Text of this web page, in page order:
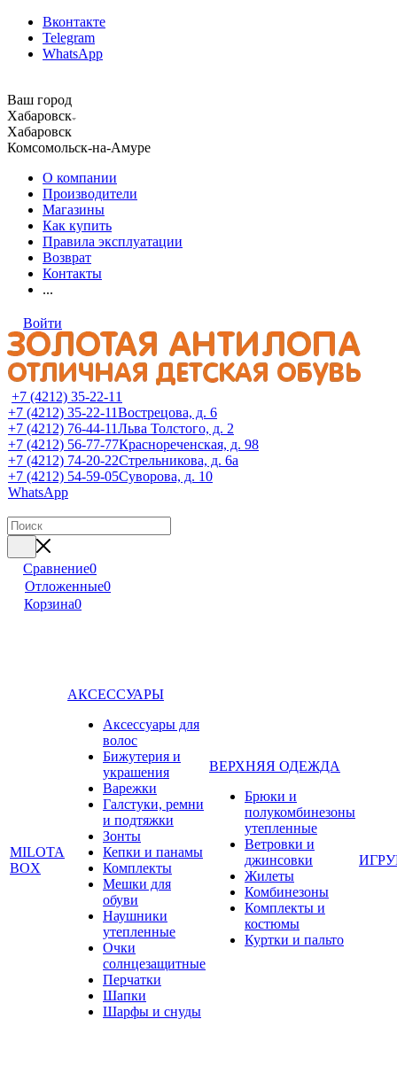
Вконтакте
Telegram
WhatsApp
Ваш город
Хабаровск
Хабаровск
Комсомольск-на-Амуре
О компании
Производители
Магазины
Как купить
Правила эксплуатации
Возврат
Контакты
...
Войти
+7 (4212) 35-22-11
+7 (4212) 35-22-11Вострецова, д. 6
+7 (4212) 76-44-11Льва Толстого, д. 2
+7 (4212) 56-77-77Краснореченская, д. 98
+7 (4212) 74-20-22Стрельникова, д. 6а
+7 (4212) 54-59-05Суворова, д. 10
WhatsApp
Сравнение0
Отложенные0
Корзина0
MILOTA
BOX
АКСЕССУАРЫ
Аксессуары для
волос
Бижутерия и
украшения
Варежки
Галстуки, ремни
и подтяжки
Зонты
Кепки и панамы
Комплекты
Мешки для
обуви
Наушники
утепленные
Очки
солнцезащитные
Перчатки
Шапки
Шарфы и снуды
ВЕРХНЯЯ ОДЕЖДА
Брюки и
полукомбинезоны
утепленные
Ветровки и
джинсовки
Жилеты
Комбинезоны
Комплекты и
костюмы
Куртки и пальто